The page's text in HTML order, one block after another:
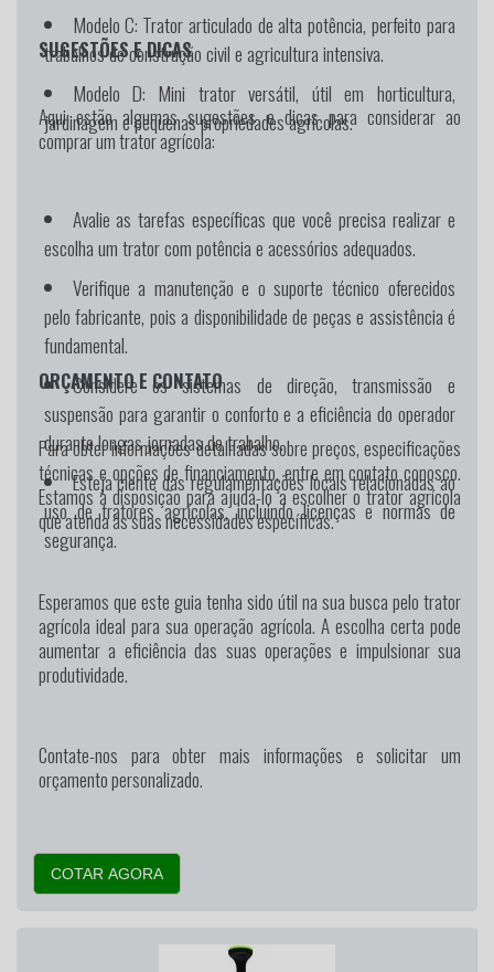
Modelo C: Trator articulado de alta potência, perfeito para
trabalhos de construção civil e agricultura intensiva.
Modelo D: Mini trator versátil, útil em horticultura,
jardinagem e pequenas propriedades agrícolas.
SUGESTÕES E DICAS
Aqui estão algumas sugestões e dicas para considerar ao
comprar um trator agrícola:
Avalie as tarefas específicas que você precisa realizar e
escolha um trator com potência e acessórios adequados.
Verifique a manutenção e o suporte técnico oferecidos
pelo fabricante, pois a disponibilidade de peças e assistência é
fundamental.
Considere os sistemas de direção, transmissão e
suspensão para garantir o conforto e a eficiência do operador
durante longas jornadas de trabalho.
Esteja ciente das regulamentações locais relacionadas ao
uso de tratores agrícolas, incluindo licenças e normas de
segurança.
ORÇAMENTO E CONTATO
Para obter informações detalhadas sobre preços, especificações
técnicas e opções de financiamento, entre em contato conosco.
Estamos à disposição para ajudá-lo a escolher o trator agrícola
que atenda às suas necessidades específicas.
Esperamos que este guia tenha sido útil na sua busca pelo trator
agrícola ideal para sua operação agrícola. A escolha certa pode
aumentar a eficiência das suas operações e impulsionar sua
produtividade.
Contate-nos para obter mais informações e solicitar um
orçamento personalizado.
COTAR AGORA